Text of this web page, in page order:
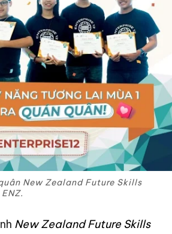
New Zealand Future Skills
ENZ.
New Zealand Future Skills